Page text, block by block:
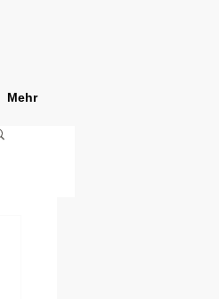
Mehr